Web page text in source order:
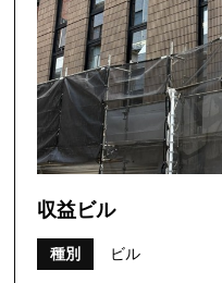
収益ビル
種別 ビル